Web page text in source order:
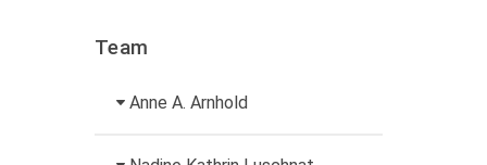
Team
Anne A. Arnhold
Technische Mitarbeiterin